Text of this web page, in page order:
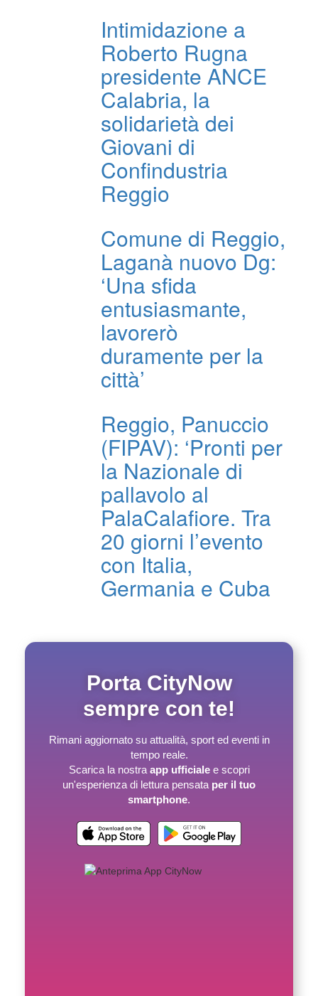
Intimidazione a
Roberto Rugna
presidente ANCE
Calabria, la
solidarietà dei
Giovani di
Confindustria
Reggio
Comune di Reggio,
Laganà nuovo Dg:
‘Una sfida
entusiasmante,
lavorerò
duramente per la
città’
Reggio, Panuccio
(FIPAV): ‘Pronti per
la Nazionale di
pallavolo al
PalaCalafiore. Tra
20 giorni l’evento
con Italia,
Germania e Cuba
Porta CityNow
sempre con te!
Rimani aggiornato su attualità, sport ed eventi in
tempo reale.
Scarica la nostra app ufficialee scopri
un'esperienza di lettura pensata per il tuo
smartphone.